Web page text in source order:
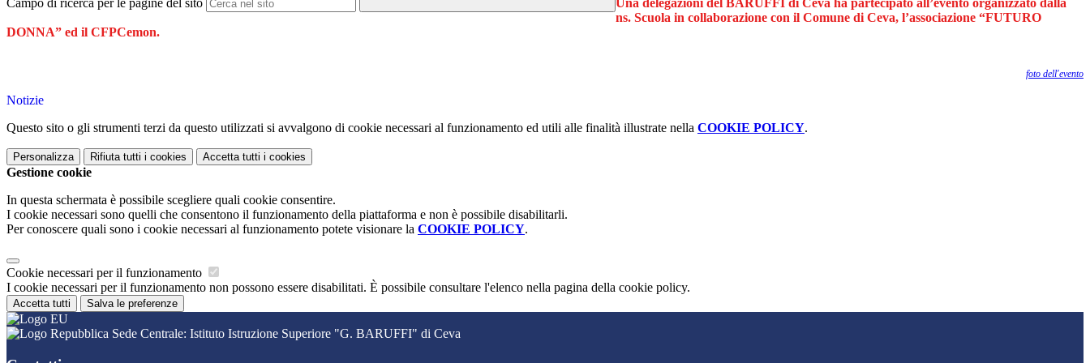
Campo di ricerca per le pagine del sito
Una delegazioni del BARUFFI di Ceva ha partecipato all’evento organizzato dalla
ns. Scuola in collaborazione con il Comune di Ceva, l’associazione “FUTURO
DONNA” ed il CFPCemon.
foto dell'evento
Notizie
Questo sito o gli strumenti terzi da questo utilizzati si avvalgono di cookie necessari al funzionamento ed utili alle finalità illustrate nella COOKIE POLICY.
Personalizza Rifiuta tutti i cookies Accetta tutti i cookies
Gestione cookie
In questa schermata è possibile scegliere quali cookie consentire.
I cookie necessari sono quelli che consentono il funzionamento della piattaforma e non è possibile disabilitarli.
Per conoscere quali sono i cookie necessari al funzionamento potete visionare la COOKIE POLICY.
Cookie necessari per il funzionamento
I cookie necessari per il funzionamento non possono essere disabilitati. È possibile consultare l'elenco nella pagina della cookie policy.
Accetta tutti Salva le preferenze
Sede Centrale: Istituto Istruzione Superiore "G. BARUFFI" di Ceva